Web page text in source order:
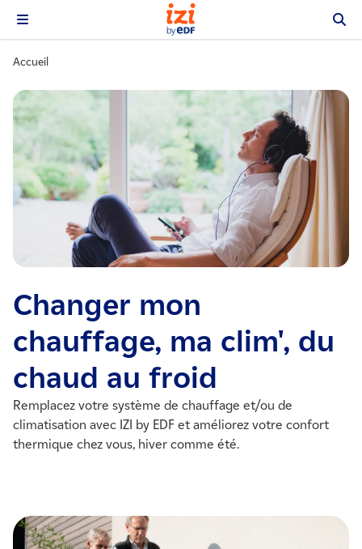
Accueil
Changer mon
chauffage, ma clim', du
chaud au froid
Remplacez votre système de chauffage et/ou de
climatisation avec IZI by EDF et améliorez votre confort
thermique chez vous, hiver comme été.